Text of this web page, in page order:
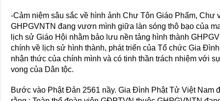
-Cảm niệm sâu sắc về hình ảnh Chư Tôn Giáo Phẩm, Chư
GHPGVNTN đang vươn mình giữa làn sóng thô bạo của
lịch sử Giáo Hội nhằm bảo lưu nền tảng hình thành
chính về lịch sử hình thành, phát triển của Tổ chức Gia
nhận thức của chính mình và có tinh thần trách nhiệm với
vong của Dân tộc.
Bước vào Phật Đản 2561 nầy. Gia Đình Phật Tử Việt Nam